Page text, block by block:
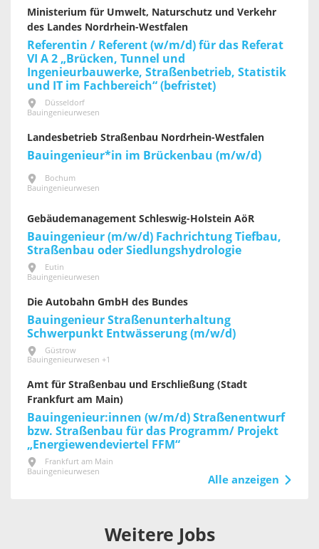
Ministerium für Umwelt, Naturschutz und Verkehr
des Landes Nordrhein-Westfalen
Referentin / Referent (w/m/d) für das Referat
VI A 2 „Brücken, Tunnel und
Ingenieurbauwerke, Straßenbetrieb, Statistik
und IT im Fachbereich“ (befristet)
Düsseldorf
Bauingenieurwesen
Landesbetrieb Straßenbau Nordrhein-Westfalen
Bauingenieur*in im Brückenbau (m/w/d)
Bochum
Bauingenieurwesen
Gebäudemanagement Schleswig-Holstein AöR
Bauingenieur (m/w/d) Fachrichtung Tiefbau,
Straßenbau oder Siedlungshydrologie
Eutin
Bauingenieurwesen
Die Autobahn GmbH des Bundes
Bauingenieur Straßenunterhaltung
Schwerpunkt Entwässerung (m/w/d)
Güstrow
Bauingenieurwesen +1
Amt für Straßenbau und Erschließung (Stadt
Frankfurt am Main)
Bauingenieur:innen (w/m/d) Straßenentwurf
bzw. Straßenbau für das Programm/ Projekt
„Energiewendeviertel FFM“
Frankfurt am Main
Bauingenieurwesen
Alle anzeigen
Weitere Jobs